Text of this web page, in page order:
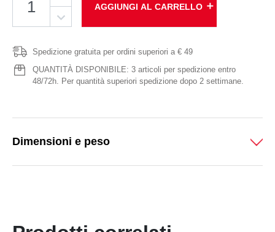
AGGIUNGI AL CARRELLO add
Spedizione gratuita per ordini superiori a € 49
QUANTITÀ DISPONIBILE: 3 articoli per spedizione entro
48/72h. Per quantità superiori spedizione dopo 2 settimane.
Dimensioni e peso